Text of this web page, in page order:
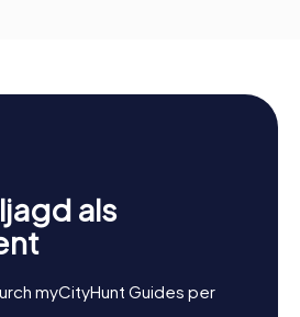
als
myCityHunt Guides per